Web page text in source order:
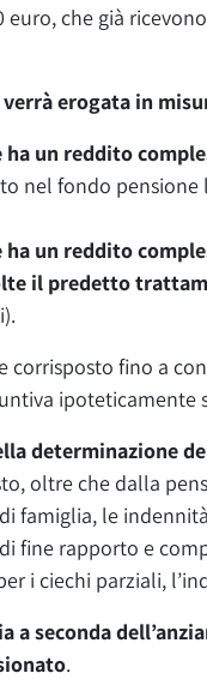
che già
erogata in
un reddito
nel fondo
un reddito
il predetto
corrisposto fino a
ipoteticamente
determinazione
oltre che dalla
famiglia, le
fine rapporto e
i ciechi parziali,
a seconda
.